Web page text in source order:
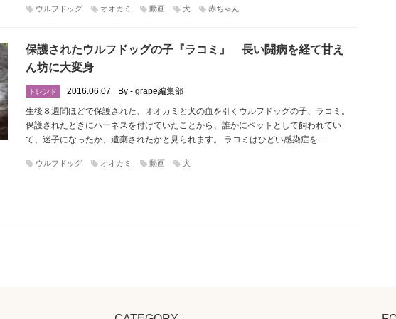
ウルフドッグ オオカミ 動画 犬 赤ちゃん
保護されたウルフドッグの子『ラコミ』 長い闘病を経て甘え
ん坊に大変身
トレンド 2016.06.07
By - grape編集部
生後８週間ほどで保護された、オオカミと犬の血を引くウルフドッグの子、ラコミ。
保護されたときにハーネスを付けていたことから、誰かにペットとして飼われてい
て、迷子になったか、遺棄されたかと見られます。 ラコミはひどい感染症を…
ウルフドッグ オオカミ 動画 犬